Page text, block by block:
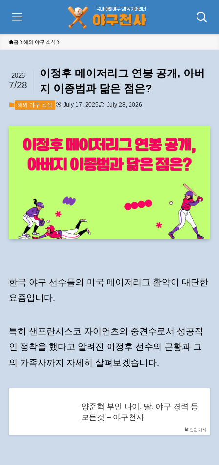
홈 해외 야구 소식
이정후 메이저리그 연봉 공개, 아버
지 이종범과 닮은 점은?
2026
7/28
해외 야구 소식 July 17, 2025 July 28, 2026
한국 야구 선수들의 미국 메이저리그 활약이 대단한
요즘입니다.
특히 샌프란시스코 자이언츠의 중견수로서 성공적
인 정착을 했다고 알려진 이정후 선수의 근황과 그
의 가족사까지 자세히 살펴보겠습니다.
연관 기사
양준혁 부인 나이, 딸, 야구 경력 등
모든것 – 야구천사